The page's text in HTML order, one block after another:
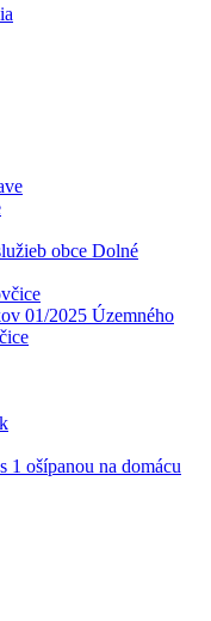
obce Dolné
01/2025 Územného
1 ošípanou na domácu